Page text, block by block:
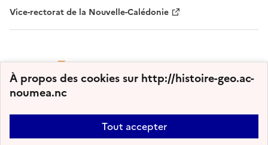
À propos des cookies sur http://histoire-geo.ac-
noumea.nc
Tout accepter
Vice-rectorat de la Nouvelle-Calédonie
Plan du site Nous contacter Accessibilité : partiellement conforme